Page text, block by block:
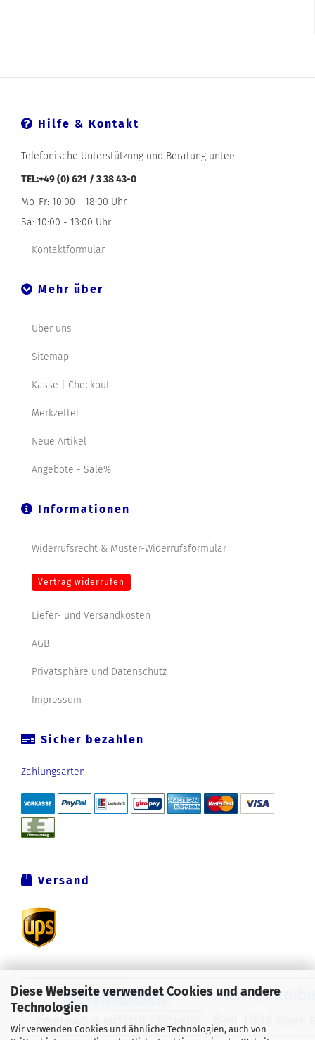
Diese Webseite verwendet Cookies und andere
Technologien
Wir verwenden Cookies und ähnliche Technologien, auch von
Hilfe & Kontakt
Telefonische Unterstützung und Beratung unter:
TEL:+49 (0) 621 / 3 38 43-0
Mo-Fr: 10:00 - 18:00 Uhr
Sa: 10:00 - 13:00 Uhr
Kontaktformular
Mehr über
Über uns
Sitemap
Kasse | Checkout
Merkzettel
Neue Artikel
Angebote - Sale%
Informationen
Widerrufsrecht & Muster-Widerrufsformular
Vertrag widerrufen
Liefer- und Versandkosten
AGB
Privatsphäre und Datenschutz
Impressum
Sicher bezahlen
Zahlungsarten
Versand